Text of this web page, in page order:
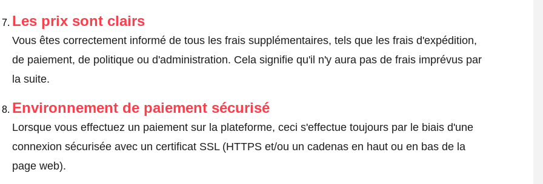
Les prix sont clairs
Vous êtes correctement informé de tous les frais supplémentaires, tels que les frais d'expédition,
de paiement, de politique ou d'administration. Cela signifie qu'il n'y aura pas de frais imprévus par
la suite.
Environnement de paiement sécurisé
Lorsque vous effectuez un paiement sur la plateforme, ceci s'effectue toujours par le biais d'une
connexion sécurisée avec un certificat SSL (HTTPS et/ou un cadenas en haut ou en bas de la
page web).